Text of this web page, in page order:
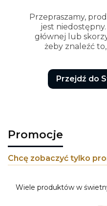
Przepraszamy,
jest
głównej lub
żeby znaleźć
Przejdź do
Promocje
Chcę zobaczyć tylko
Wiele produktów w